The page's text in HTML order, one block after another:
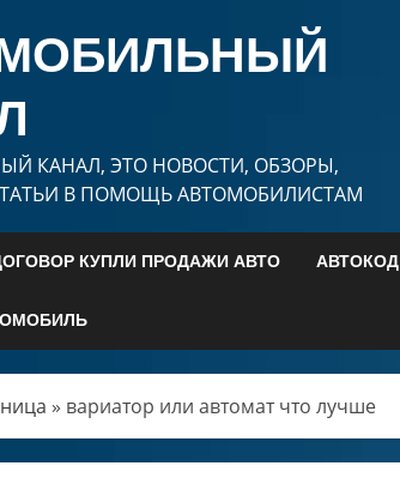
КАНАЛ, ЭТО НОВОСТИ, ОБЗОРЫ,
В ПОМОЩЬ АВТОМОБИЛИСТАМ
КУПЛИ ПРОДАЖИ АВТО АВТОКОД
» вариатор или автомат что лучше